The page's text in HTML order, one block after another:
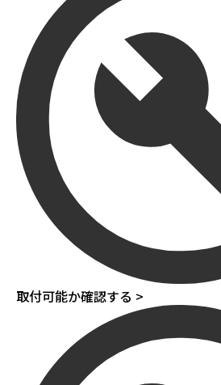
取付可能か確認する >